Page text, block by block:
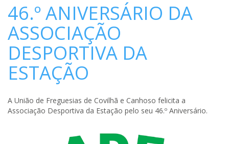
46.º ANIVERSÁRIO DA
ASSOCIAÇÃO
DESPORTIVA DA
ESTAÇÃO
A União de Freguesias de Covilhã e Canhoso felicita a
Associação Desportiva da Estação pelo seu 46.º Aniversário.